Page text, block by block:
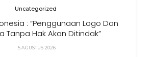
Uncategorized
: “Penggunaan Logo Dan
Tanpa Hak Akan Ditindak”
5 AGUSTUS 2026